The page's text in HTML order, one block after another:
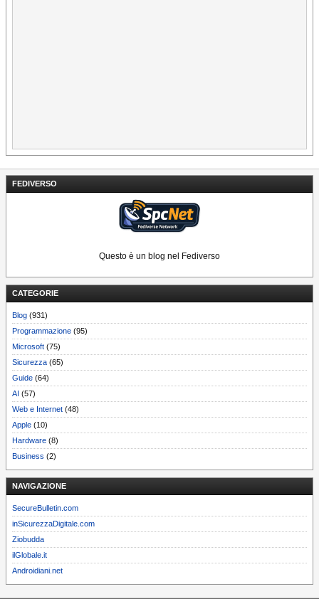
FEDIVERSO
Questo è un blog nel Fediverso
CATEGORIE
Blog (931)
Programmazione (95)
Microsoft (75)
Sicurezza (65)
Guide (64)
AI (57)
Web e Internet (48)
Apple (10)
Hardware (8)
Business (2)
NAVIGAZIONE
SecureBulletin.com
inSicurezzaDigitale.com
Ziobudda
ilGlobale.it
Androidiani.net